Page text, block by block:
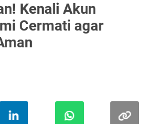
Kenali Akun
Cermati agar